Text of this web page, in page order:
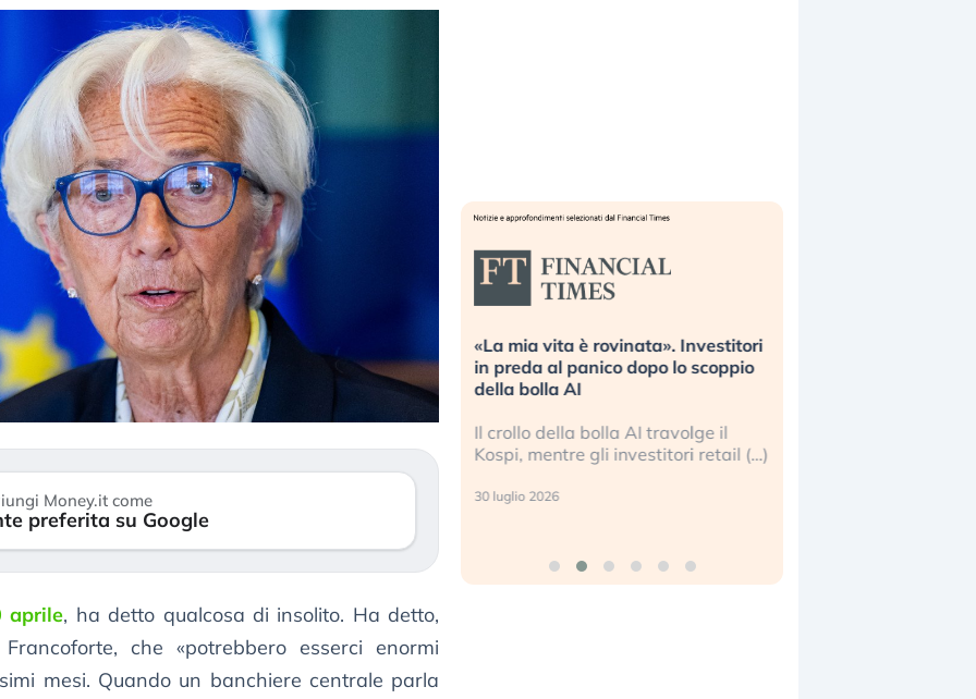
Money.it come
preferita su Google
aprile, ha detto qualcosa di insolito. Ha detto,
che «potrebbero esserci enormi
mesi. Quando un banchiere centrale parla
Dalle valutazioni estreme alla
correzione. Cosa sta guidando il
repricing degli asset?
mostrando segni di stanchezza
verso le (…)
3 agosto 2026
«La mia vita è rovinata». Investitori
in preda al panico dopo lo scoppio
della bolla AI
Il crollo della bolla AI travolge il
Kospi, mentre gli investitori retail (…)
30 luglio 2026